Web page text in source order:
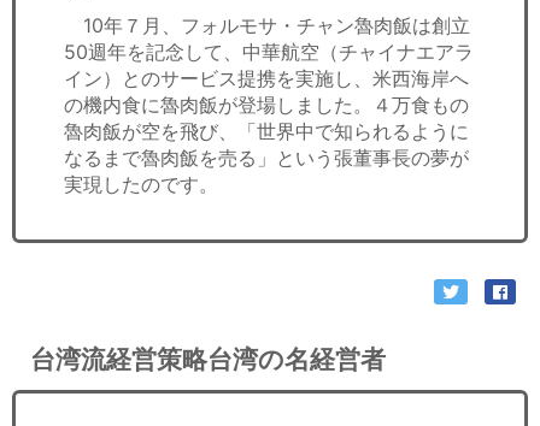
10年７月、フォルモサ・チャン魯肉飯は創立
50週年を記念して、中華航空（チャイナエアラ
イン）とのサービス提携を実施し、米西海岸へ
の機内食に魯肉飯が登場しました。４万食もの
魯肉飯が空を飛び、「世界中で知られるように
なるまで魯肉飯を売る」という張董事長の夢が
実現したのです。
台湾流経営策略台湾の名経営者